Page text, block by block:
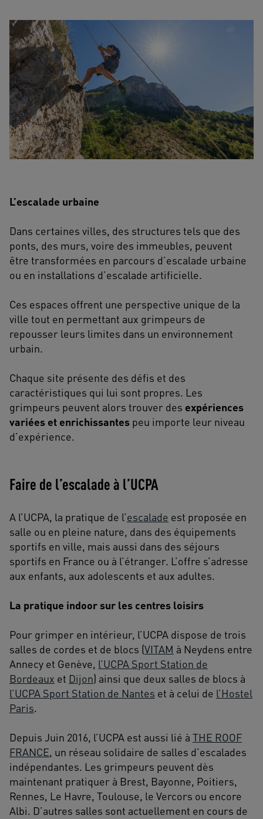
L’escalade urbaine
Dans certaines villes, des structures tels que des
ponts, des murs, voire des immeubles, peuvent
être transformées en parcours d’escalade urbaine
ou en installations d’escalade artificielle.
Ces espaces offrent une perspective unique de la
ville tout en permettant aux grimpeurs de
repousser leurs limites dans un environnement
urbain.
Chaque site présente des défis et des
caractéristiques qui lui sont propres. Les
grimpeurs peuvent alors trouver des expériences
variées et enrichissantes peu importe leur niveau
d’expérience.
Faire de l’escalade à l’UCPA
A l’UCPA, la pratique de l’escalade est proposée en
salle ou en pleine nature, dans des équipements
sportifs en ville, mais aussi dans des séjours
sportifs en France ou à l’étranger. L’offre s’adresse
aux enfants, aux adolescents et aux adultes.
La pratique indoor sur les centres loisirs
Pour grimper en intérieur, l’UCPA dispose de trois
salles de cordes et de blocs (VITAM à Neydens entre
Annecy et Genève, l’UCPA Sport Station de
Bordeaux et Dijon) ainsi que deux salles de blocs à
l’UCPA Sport Station de Nantes et à celui de l’Hostel
Paris.
Depuis Juin 2016, l’UCPA est aussi lié à THE ROOF
FRANCE, un réseau solidaire de salles d’escalades
indépendantes. Les grimpeurs peuvent dès
maintenant pratiquer à Brest, Bayonne, Poitiers,
Rennes, Le Havre, Toulouse, le Vercors ou encore
Albi. D’autres salles sont actuellement en cours de